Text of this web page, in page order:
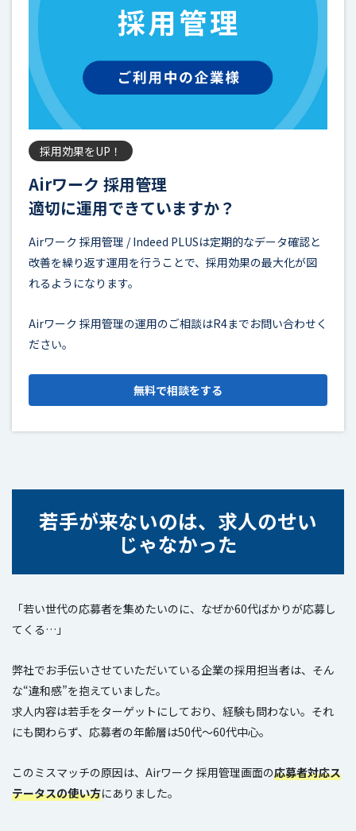
採用効果をUP！
Airワーク 採用管理
適切に運用できていますか？
Airワーク 採用管理 / Indeed PLUSは定期的なデータ確認と
改善を繰り返す運用を行うことで、採用効果の最大化が図
れるようになります。
Airワーク 採用管理の運用のご相談はR4までお問い合わせく
ださい。
無料で相談をする
若手が来ないのは、求人のせい
じゃなかった
「若い世代の応募者を集めたいのに、なぜか60代ばかりが応募し
てくる…」
弊社でお手伝いさせていただいている企業の採用担当者は、そん
な“違和感”を抱えていました。
求人内容は若手をターゲットにしており、経験も問わない。それ
にも関わらず、応募者の年齢層は50代〜60代中心。
このミスマッチの原因は、Airワーク 採用管理画面の応募者対応ス
テータスの使い方にありました。